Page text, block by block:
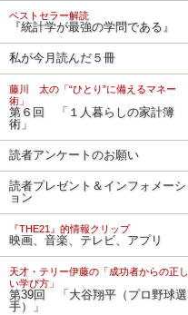
ベストセラー解読
『統計学が最強の学問である』
私が今月読んだ５冊
藤川 太の「“ひとり”に備えるマネー
術」
第６回 「１人暮らしの家計簿
術」
読者アンケートのお願い
読者プレゼント＆インフォメーシ
ョン
『THE21』的情報クリップ
映画、音楽、テレビ、アプリ
天才・テリー伊藤の「成功者からの正し
い学び方」
第39回 「大谷翔平（プロ野球選
手）」